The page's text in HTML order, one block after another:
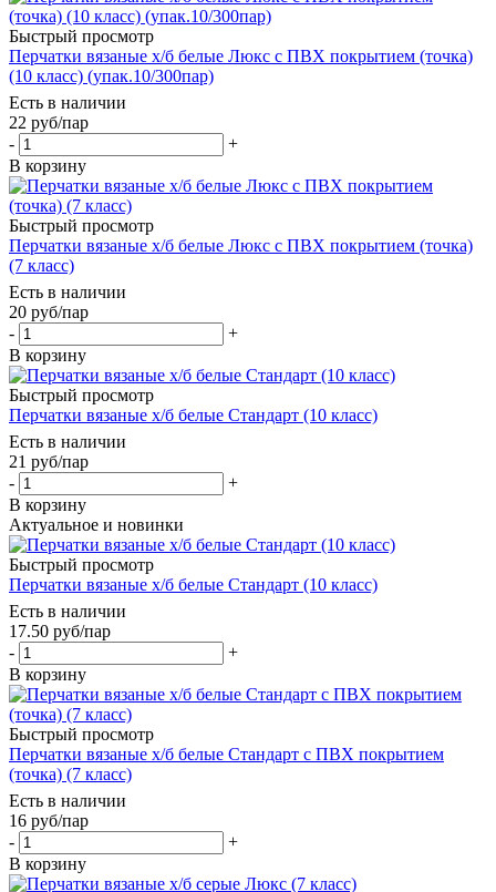
Быстрый просмотр
Перчатки вязаные х/б белые Люкс с ПВХ покрытием (точка)
(10 класс) (упак.10/300пар)
Есть в наличии
22 руб/пар
-
+
В корзину
Быстрый просмотр
Перчатки вязаные х/б белые Люкс с ПВХ покрытием (точка)
(7 класс)
Есть в наличии
20 руб/пар
-
+
В корзину
Быстрый просмотр
Перчатки вязаные х/б белые Стандарт (10 класс)
Есть в наличии
21 руб/пар
-
+
В корзину
Актуальное и новинки
Быстрый просмотр
Перчатки вязаные х/б белые Стандарт (10 класс)
Есть в наличии
17.50 руб/пар
-
+
В корзину
Быстрый просмотр
Перчатки вязаные х/б белые Стандарт с ПВХ покрытием
(точка) (7 класс)
Есть в наличии
16 руб/пар
-
+
В корзину